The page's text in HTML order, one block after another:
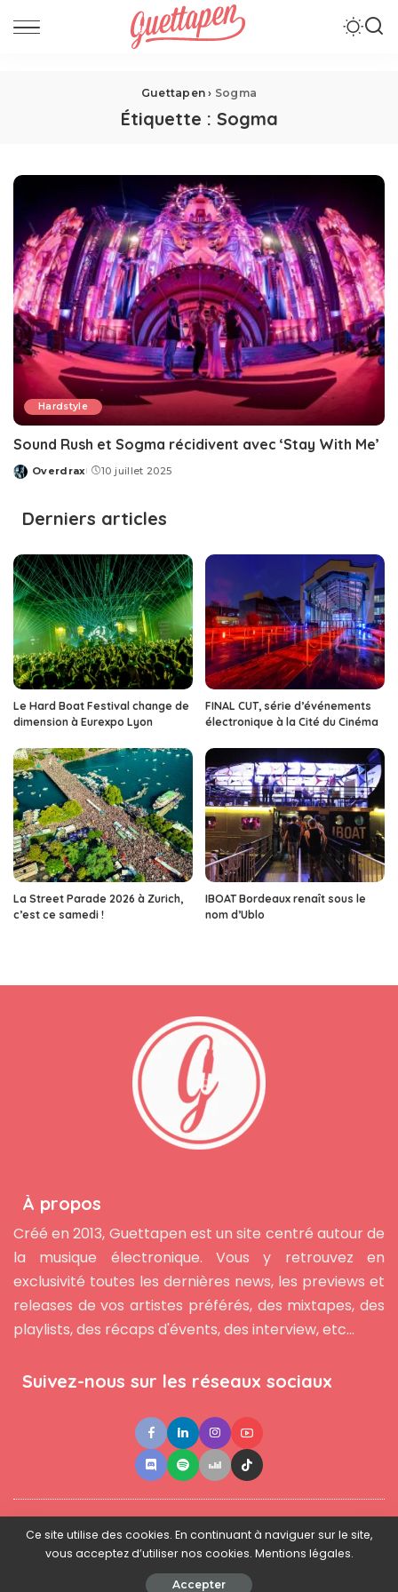
Guettapen › Sogma
Étiquette : Sogma
Hardstyle
Sound Rush et Sogma récidivent avec ‘Stay With Me’
Posted
Overdrax 10 juillet 2025
Derniers articles
Le Hard Boat Festival change de
dimension à Eurexpo Lyon
FINAL CUT, série d’événements
électronique à la Cité du Cinéma
La Street Parade 2026 à Zurich,
c’est ce samedi !
IBOAT Bordeaux renaît sous le
nom d’Ublo
À propos
Créé en 2013, Guettapen est un site centré autour de
la musique électronique. Vous y retrouvez en
exclusivité toutes les dernières news, les previews et
releases de vos artistes préférés, des mixtapes, des
playlists, des récaps d'évents, des interview, etc...
Suivez-nous sur les réseaux sociaux
Contact ●Newsletter ● L'équipe ● Mentions légales
© 2025 - www.guettapen.com - Tous droits réservés.
Ce site utilise des cookies. En continuant à naviguer sur le site,
vous acceptez d’utiliser nos cookies. Mentions légales.
Accepter